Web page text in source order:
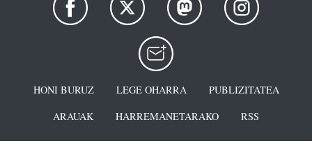
HONI BURUZ LEGE OHARRA
PUBLIZITATEA
ARAUAK
HARREMANETARAKO RSS